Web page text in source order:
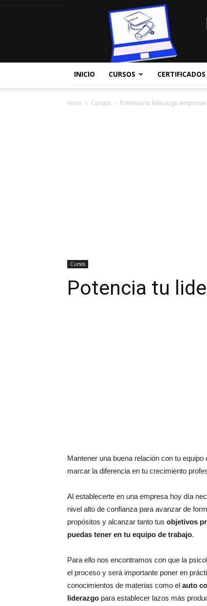
INICIO CURSOS CERTIFICADOS
Inicio Cursos Potencia tu liderazgo
Cursos
Potencia tu
Mantener una buena relación con tu equipo
marcar la diferencia en tu crecimiento
Al establecerte en una empresa hoy día
nivel alto de confianza para avanzar de
propósitos y alcanzar tanto tus objetivos
puedas tener en tu equipo de trabajo.
Para ello nos encontramos con que la
el proceso y será importante poner en
conocimientos de materias como el auto
liderazgo para establecer lazos más